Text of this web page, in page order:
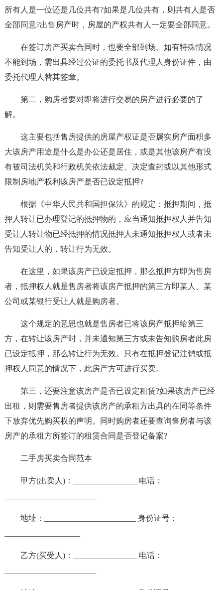
所有人是一位还是几位共有?如果是几位共有，则共有人是否
全部同意?出售房产时，房屋的产权共有人一定要全部同意。
在签订房产买卖合同时，也要全部到场。如有特殊情况
不能到场，需出具经过公证的委托书及代理人身份证件，由
委托代理人替其签章。
第二，购房者要对即将进行交易的房产进行必要的了
解。
这主要包括售房提供的房屋产权证是否属实房产面积多
大该房产用途是什么是办公还是居住，或是其他该房产有没
有被司法机关和行政机关依法裁定、决定查封或以其他形式
限制房地产权利该房产是否已设定抵押?
根据《中华人民共和国担保法》的规定：抵押期间，抵
押人转让已办理登记的抵押物的，应当通知抵押权人并告知
受让人转让物已经抵押的情况抵押人未通知抵押权人或者未
告知受让人的，转让行为无效。
在这里，如果该房产已设定抵押，那么抵押方即为售房
者，抵押权人就是售房者将该房产抵押的第三方即某人、某
公司或某银行受让人就是购房者。
这个规定的意思也就是售房者已将该房产抵押给第三
方，在转让该房产时，并未通知第三方或未告知购房者此房
已设定抵押，那么转让行为无效。只有在抵押登记注销或抵
押权人同意的情况下，此房产方可进行买卖。
第三，还要注意该房产是否已设定租赁?如果该房产已经
出租，则需要售房者提供该房产的承租方出具的在同等条件
下放弃优先购买权的声明。同时购房者还要查询售房者与该
房产的承租方所签订的租赁合同是否登记备案?
二手房买卖合同范本
甲方(出卖人)：________________ 电话：
地址：_______________________ 身份证号：
乙方(买受人)：________________ 电话：